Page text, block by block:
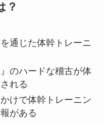
？
通じた体幹トレーニ
のハードな稽古が体
れる
けで体幹トレーニン
がある